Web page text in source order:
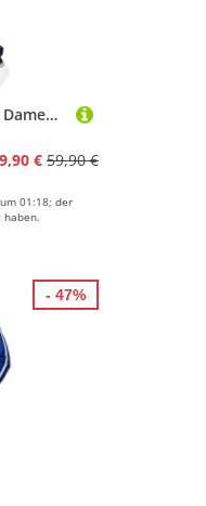
L.gonline Freizeitanzug Damen Trainingsanzug, Freizeitanzug ohne Kapuze 500A (2-tlg., im modischem Design), Fitness Freizeit Casual
€ 59,90 €
01:18; der
haben.
- 47%